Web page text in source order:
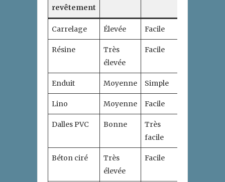
revêtement
Carrelage Élevée Facile
Résine
Très
élevée
Facile
Enduit Moyenne Simple
Lino Moyenne Facile
Dalles PVC Bonne
Très
facile
Béton ciré
Très
élevée
Facile